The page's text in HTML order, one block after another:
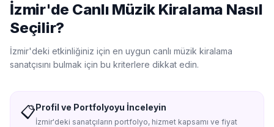
İzmir'de Canlı Müzik Kiralama Nasıl
Seçilir?
İzmir'deki etkinliğiniz için en uygun canlı müzik kiralama
sanatçısını bulmak için bu kriterlere dikkat edin.
📋Profil ve Portfolyoyu İnceleyin
İzmir'deki sanatçıların portfolyo, hizmet kapsamı ve fiyat